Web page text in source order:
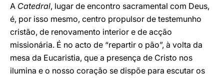
A Catedral, lugar de encontro sacramental com Deus,
é, por isso mesmo, centro propulsor de testemunho
cristão, de renovamento interior e de acção
missionária. É no acto de “repartir o pão”, à volta da
mesa da Eucaristia, que a presença de Cristo nos
ilumina e o nosso coração se dispõe para escutar os